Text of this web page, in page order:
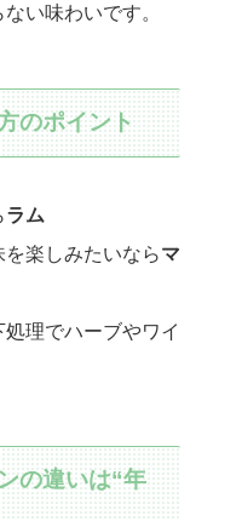
い味わいです。
のポイント
ラム
を楽しみたいならマ
処理でハーブやワイ
の違いは“年